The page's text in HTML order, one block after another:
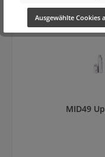
MID49
Ausgewählte Cookies